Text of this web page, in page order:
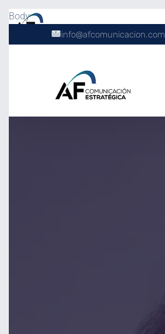
Body
info@afcomunicacion.com